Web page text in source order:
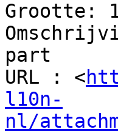
Grootte:
part
URL : <
l10n-
nl/